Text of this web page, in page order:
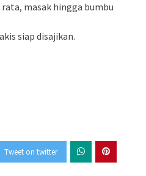
rata, masak hingga bumbu
siap disajikan.
Tweet on twitter